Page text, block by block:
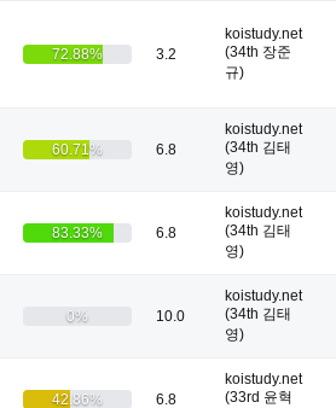
72.88% 3.2
koistudy.net
(34th 장준
규)
60.71% 6.8
koistudy.net
(34th 김태
영)
83.33% 6.8
koistudy.net
(34th 김태
영)
0% 10.0
koistudy.net
(34th 김태
영)
42.86% 6.8
koistudy.net
(33rd 윤혁